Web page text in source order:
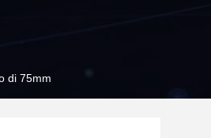
di 75mm